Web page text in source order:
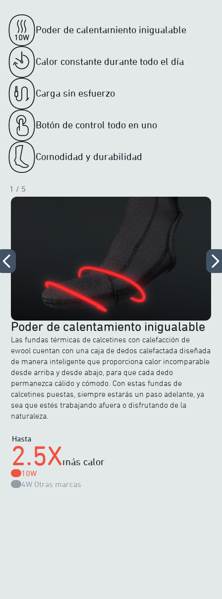
Poder de calentamiento inigualable
Calor constante durante todo el día
Carga sin esfuerzo
Botón de control todo en uno
Comodidad y durabilidad
1 / 5
Poder de calentamiento inigualable
Las fundas térmicas de calcetines con calefacción de
ewool cuentan con una caja de dedos calefactada diseñada
de manera inteligente que proporciona calor incomparable
desde arriba y desde abajo, para que cada dedo
permanezca cálido y cómodo. Con estas fundas de
calcetines puestas, siempre estarás un paso adelante, ya
sea que estés trabajando afuera o disfrutando de la
naturaleza.
Hasta
2.5Xmás calor
10W
4W Otras marcas